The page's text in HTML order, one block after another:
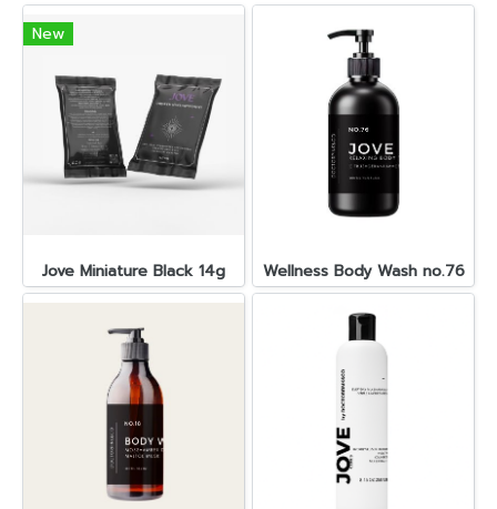
New
Jove Miniature Black 14g Wellness Body Wash no.76